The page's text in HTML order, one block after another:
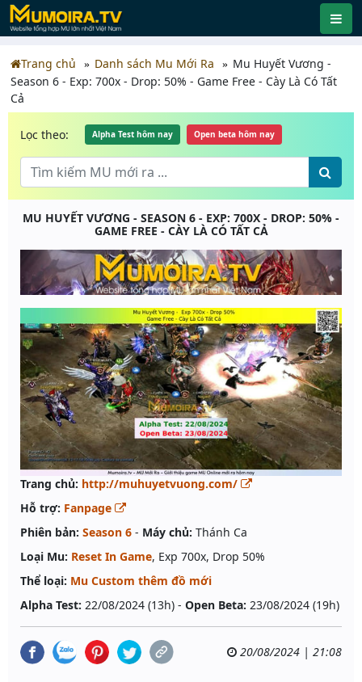
Trang chủ Danh sách Mu Mới Ra
Mu Huyết Vương -
Season 6 - Exp: 700x - Drop: 50% - Game Free - Cày Là Có Tất
Cả
Lọc theo: Alpha Test hôm nay Open beta hôm nay
MU HUYẾT VƯƠNG - SEASON 6 - EXP: 700X - DROP: 50% -
GAME FREE - CÀY LÀ CÓ TẤT CẢ
Trang chủ: http://muhuyetvuong.com/
Hỗ trợ: Fanpage
Phiên bản: Season 6 - Máy chủ: Thánh Ca
Loại Mu: Reset In Game, Exp 700x, Drop 50%
Thể loại: Mu Custom thêm đồ mới
Alpha Test: 22/08/2024 (13h) - Open Beta: 23/08/2024 (19h)
20/08/2024 | 21:08